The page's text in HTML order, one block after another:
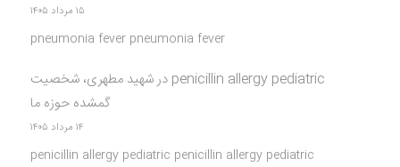
۱۵ مرداد ۱۴۰۵
pneumonia fever pneumonia fever
penicillin allergy pediatric درشهید مطهری، شخصیت
گمشده حوزه ما
۱۴ مرداد ۱۴۰۵
penicillin allergy pediatric penicillin allergy pediatric